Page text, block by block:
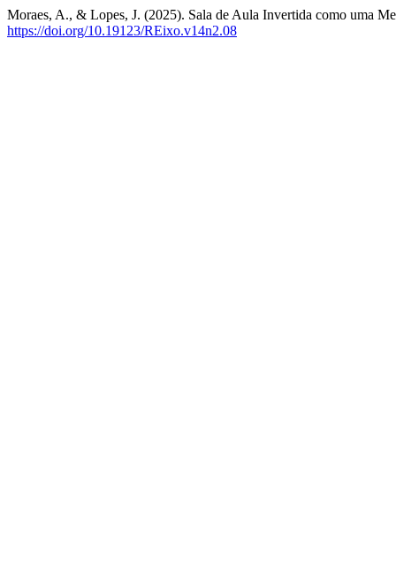
Moraes, A., & Lopes, J. (2025). Sala de Aula Invertida como uma
https://doi.org/10.19123/REixo.v14n2.08